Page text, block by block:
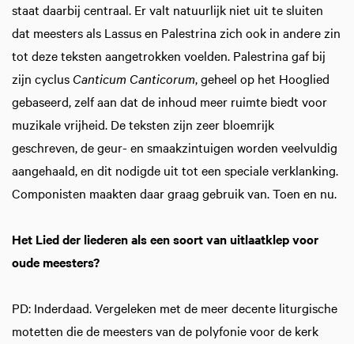
staat daarbij centraal. Er valt natuurlijk niet uit te sluiten
dat meesters als Lassus en Palestrina zich ook in andere zin
tot deze teksten aangetrokken voelden. Palestrina gaf bij
zijn cyclus Canticum Canticorum, geheel op het Hooglied
gebaseerd, zelf aan dat de inhoud meer ruimte biedt voor
muzikale vrijheid. De teksten zijn zeer bloemrijk
geschreven, de geur- en smaakzintuigen worden veelvuldig
aangehaald, en dit nodigde uit tot een speciale verklanking.
Componisten maakten daar graag gebruik van. Toen en nu.
Het Lied der liederen als een soort van uitlaatklep voor
oude meesters?
PD: Inderdaad. Vergeleken met de meer decente liturgische
motetten die de meesters van de polyfonie voor de kerk